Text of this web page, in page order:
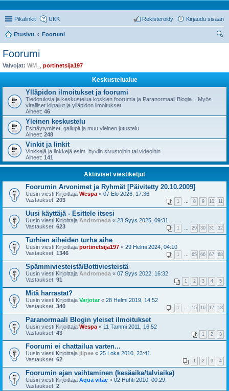
Pikalinkit UKK Kirjaudu sisään
Rekisteröidy
Etusivu
Foorumi
Foorumi
Valvojat: WM_ portinetsija197
Keskustelualue
Ylläpidon ilmoitukset ja foorumi
Tiedotuksia ja keskustelua koskien foorumia ja Paranormaali Blogia... Myös
viralliset kilpailut ja ylläpidon ilmoitukset
Aiheet: 46
Yleinen keskustelu
Esittäytymiset, gallupit ja muu yleinen jutustelu
Aiheet: 248
Vinkit ja linkit
Vinkkejä ja linkkejä esim. hyviin sivustoihin tai videoihin
Aiheet: 141
Aktiiviset viestiketjut
Foorumin Arvonimet ja Ryhmät [Päivitetty 20.10.2009]
Uusin viesti Kirjoittaja Wespa « 07 Elo 2026, 17:36
Vastaukset: 203 1 8 9 10 11
Uusi käyttäjä - Esittele itsesi
Uusin viesti Kirjoittaja Andromeda « 23 Syys 2025, 09:31
Vastaukset: 623 1 29 30 31 32
Turhien aiheiden turha aihe
Uusin viesti Kirjoittaja portinetsija197 « 29 Helmi 2024, 04:10
Vastaukset: 1346 1 65 66 67 68
Spämmiviesteistä/Bottiviesteistä
Uusin viesti Kirjoittaja Andromeda « 07 Syys 2022, 16:32
Vastaukset: 91 1 2 3 4 5
Mitä harrastat?
Uusin viesti Kirjoittaja Varjotar« 28 Helmi 2019, 14:52
Vastaukset: 340 1 15 16 17 18
Paranormaali Blogin yleiset ilmoitukset
Uusin viesti Kirjoittaja Wespa « 11 Tammi 2011, 16:52
Vastaukset: 43 1 2 3
Foorumi ei chattailua varten...
Uusin viesti Kirjoittaja jiipee « 25 Loka 2010, 23:41
Vastaukset: 62 1 2 3 4
Foorumin ajan vaihtaminen (kesäaika/talviaika)
Uusin viesti Kirjoittaja Aqua vitae « 02 Huhti 2010, 00:29
Vastaukset: 2